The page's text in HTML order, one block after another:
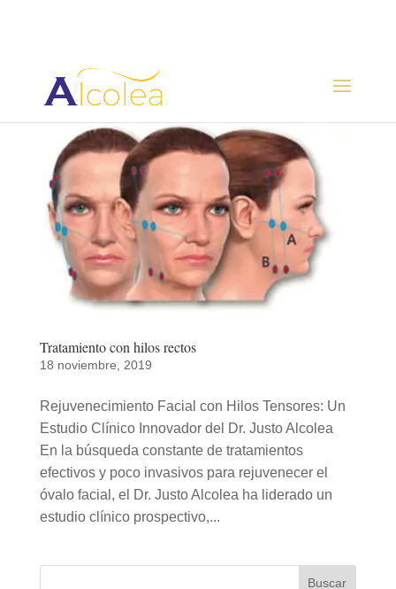
Tratamiento con hilos rectos
18 noviembre, 2019
Rejuvenecimiento Facial con Hilos Tensores: Un
Estudio Clínico Innovador del Dr. Justo Alcolea
En la búsqueda constante de tratamientos
efectivos y poco invasivos para rejuvenecer el
óvalo facial, el Dr. Justo Alcolea ha liderado un
estudio clínico prospectivo,...